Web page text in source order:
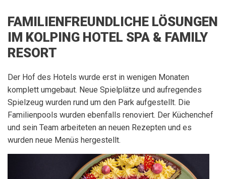
FAMILIENFREUNDLICHE LÖSUNGEN
IM KOLPING HOTEL SPA & FAMILY
RESORT
Der Hof des Hotels wurde erst in wenigen Monaten
komplett umgebaut. Neue Spielplätze und aufregendes
Spielzeug wurden rund um den Park aufgestellt. Die
Familienpools wurden ebenfalls renoviert. Der Küchenchef
und sein Team arbeiteten an neuen Rezepten und es
wurden neue Menüs hergestellt.